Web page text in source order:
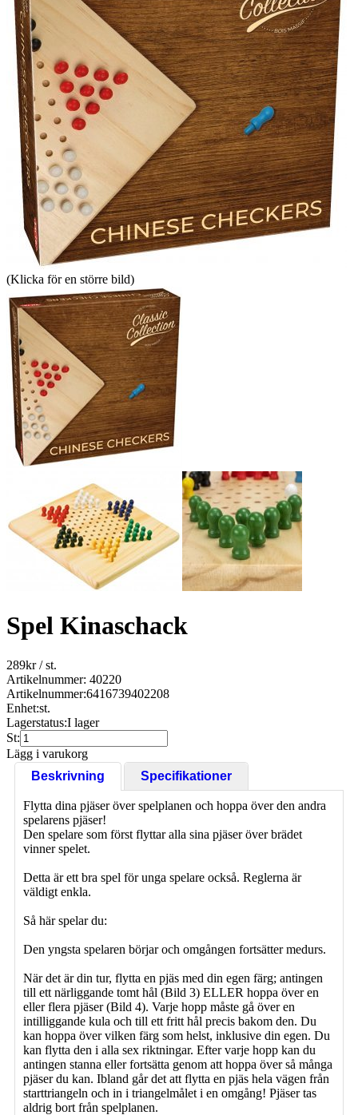
(Klicka för en större bild)
Spel Kinaschack
289kr/ st.
Artikelnummer: 40220
Artikelnummer:6416739402208
Enhet:st.
Lagerstatus:I lager
St:
Lägg i varukorg
Beskrivning
Specifikationer
Flytta dina pjäser över spelplanen och hoppa över den andra
spelarens pjäser!
Den spelare som först flyttar alla sina pjäser över brädet
vinner spelet.
Detta är ett bra spel för unga spelare också. Reglerna är
väldigt enkla.
Så här spelar du:
Den yngsta spelaren börjar och omgången fortsätter medurs.
När det är din tur, flytta en pjäs med din egen färg; antingen
till ett närliggande tomt hål (Bild 3) ELLER hoppa över en
eller flera pjäser (Bild 4). Varje hopp måste gå över en
intilliggande kula och till ett fritt hål precis bakom den. Du
kan hoppa över vilken färg som helst, inklusive din egen. Du
kan flytta den i alla sex riktningar. Efter varje hopp kan du
antingen stanna eller fortsätta genom att hoppa över så många
pjäser du kan. Ibland går det att flytta en pjäs hela vägen från
starttriangeln och in i triangelmålet i en omgång! Pjäser tas
aldrig bort från spelplanen.